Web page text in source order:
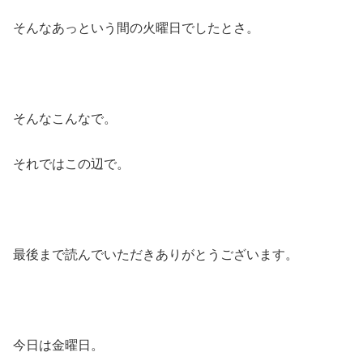
そんなあっという間の火曜日でしたとさ。
そんなこんなで。
それではこの辺で。
最後まで読んでいただきありがとうございます。
今日は金曜日。